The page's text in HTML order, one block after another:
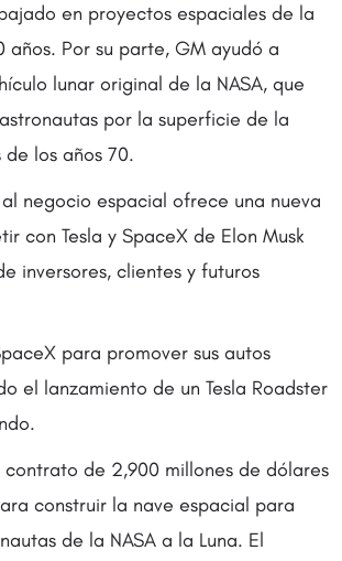
en proyectos espaciales de la
años. Por su parte, GM ayudó a
lunar original de la NASA, que
por la superficie de la
de los años 70.
negocio espacial ofrece una nueva
con Tesla y SpaceX de Elon Musk
inversores, clientes y futuros
para promover sus autos
el lanzamiento de un Tesla Roadster
contrato de 2,900 millones de dólares
construir la nave espacial para
de la NASA a la Luna. El